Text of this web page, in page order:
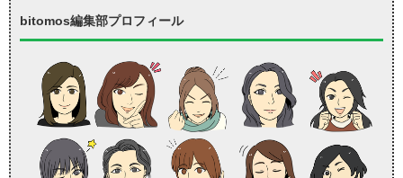
bitomos編集部プロフィール